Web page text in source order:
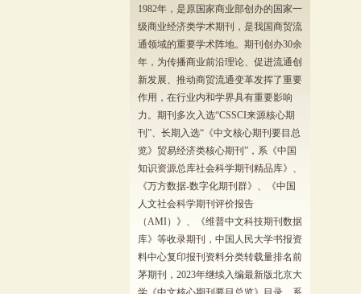
1982年，是原国家商业部创办的国家一
级商业经济类学术期刊，是我国商贸流
通领域的重要学术阵地。期刊创办30余
年，为传播商业前沿理论、促进流通创
新发展、推动商贸流通变革发挥了重要
作用，在行业内和学界具有重要影响
力。期刊多次入选“CSSCI来源核心期
刊”、长期入选“《中文核心期刊要目总
览》贸易经济类核心期刊”，系《中国
知识资源总库社会科学期刊精品库》、
《万方数据-数字化期刊群》、《中国
人文社会科学期刊评价报告
（AMI）》、《维普中文科技期刊数据
库》等收录期刊，中国人民大学书报资
料中心复印报刊资料分类转载量排名前
茅期刊，2023年继续入编最新版北京大